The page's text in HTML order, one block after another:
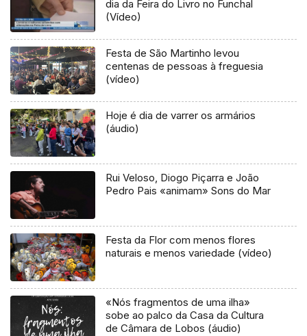
dia da Feira do Livro no Funchal
(Vídeo)
Festa de São Martinho levou
centenas de pessoas à freguesia
(vídeo)
Hoje é dia de varrer os armários
(áudio)
Rui Veloso, Diogo Piçarra e João
Pedro Pais «animam» Sons do Mar
Festa da Flor com menos flores
naturais e menos variedade (vídeo)
«Nós fragmentos de uma ilha»
sobe ao palco da Casa da Cultura
de Câmara de Lobos (áudio)